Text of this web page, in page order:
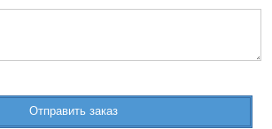
Отправить заказ